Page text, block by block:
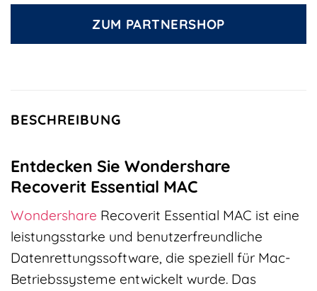
ZUM PARTNERSHOP
BESCHREIBUNG
Entdecken Sie Wondershare
Recoverit Essential MAC
Wondershare Recoverit Essential MAC ist eine
leistungsstarke und benutzerfreundliche
Datenrettungssoftware, die speziell für Mac-
Betriebssysteme entwickelt wurde. Das